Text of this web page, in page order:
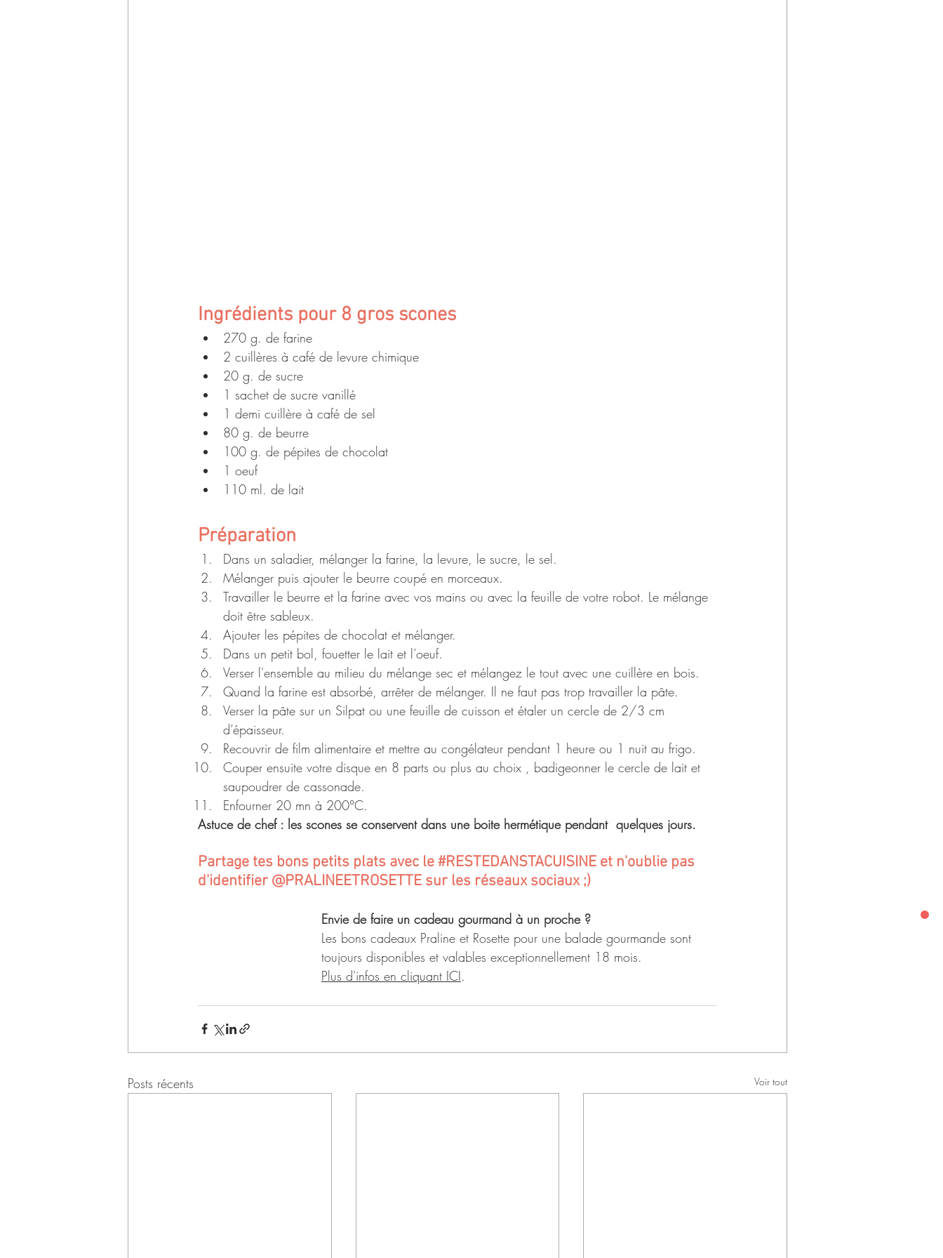
Ingrédients pour 8 gros scones
270 g. de farine
2 cuillères à café de levure chimique
20 g. de sucre
1 sachet de sucre vanillé
1 demi cuillère à café de sel
80 g. de beurre
100 g. de pépites de chocolat
1 oeuf
110 ml. de lait
Préparation
Dans un saladier, mélanger la farine, la levure, le sucre, le sel.
Mélanger puis ajouter le beurre coupé en morceaux.
Travailler le beurre et la farine avec vos mains ou avec la feuille de votre robot. Le mélange
doit être sableux.
Ajouter les pépites de chocolat et mélanger.
Dans un petit bol, fouetter le lait et l’oeuf.
Verser l'ensemble au milieu du mélange sec et mélangez le tout avec une cuillère en bois.
Quand la farine est absorbé, arrêter de mélanger. Il ne faut pas trop travailler la pâte.
Verser la pâte sur un Silpat ou une feuille de cuisson et étaler un cercle de 2/3 cm
d’épaisseur.
Recouvrir de film alimentaire et mettre au congélateur pendant 1 heure ou 1 nuit au frigo.
Couper ensuite votre disque en 8 parts ou plus au choix , badigeonner le cercle de lait et
saupoudrer de cassonade.
Enfourner 20 mn à 200°C.
Astuce de chef : les scones se conservent dans une boite hermétique pendant  quelques jours.
Partage tes bons petits plats avec le #RESTEDANSTACUISINE et n'oublie pas
d'identifier @PRALINEETROSETTE sur les réseaux sociaux ;)
Envie de faire un cadeau gourmand à un proche ?
Les bons cadeaux Praline et Rosette pour une balade gourmande sont
toujours disponibles et valables exceptionnellement 18 mois.
Plus d'infos en cliquant ICI.
Posts récents Voir tout